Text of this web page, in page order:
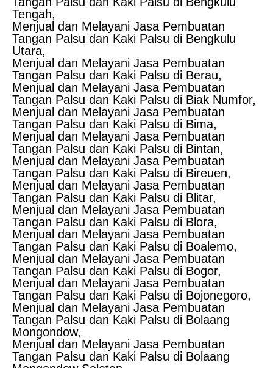
Tengah,
Menjual dan Melayani Jasa Pembuatan
Tangan Palsu dan Kaki Palsu di Bengkulu
Utara,
Menjual dan Melayani Jasa Pembuatan
Tangan Palsu dan Kaki Palsu di Berau,
Menjual dan Melayani Jasa Pembuatan
Tangan Palsu dan Kaki Palsu di Biak Numfor,
Menjual dan Melayani Jasa Pembuatan
Tangan Palsu dan Kaki Palsu di Bima,
Menjual dan Melayani Jasa Pembuatan
Tangan Palsu dan Kaki Palsu di Bintan,
Menjual dan Melayani Jasa Pembuatan
Tangan Palsu dan Kaki Palsu di Bireuen,
Menjual dan Melayani Jasa Pembuatan
Tangan Palsu dan Kaki Palsu di Blitar,
Menjual dan Melayani Jasa Pembuatan
Tangan Palsu dan Kaki Palsu di Blora,
Menjual dan Melayani Jasa Pembuatan
Tangan Palsu dan Kaki Palsu di Boalemo,
Menjual dan Melayani Jasa Pembuatan
Tangan Palsu dan Kaki Palsu di Bogor,
Menjual dan Melayani Jasa Pembuatan
Tangan Palsu dan Kaki Palsu di Bojonegoro,
Menjual dan Melayani Jasa Pembuatan
Tangan Palsu dan Kaki Palsu di Bolaang
Mongondow,
Menjual dan Melayani Jasa Pembuatan
Tangan Palsu dan Kaki Palsu di Bolaang